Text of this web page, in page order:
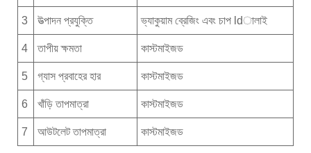
3 উত্পাদন প্রযুক্তি ভ্যাকুয়াম ব্রেজিং এবং চাপ ldালাই
4 তাপীয় ক্ষমতা কাস্টমাইজড
5 গ্যাস প্রবাহের হার কাস্টমাইজড
6 খাঁড়ি তাপমাত্রা কাস্টমাইজড
7 আউটলেট তাপমাত্রা কাস্টমাইজড